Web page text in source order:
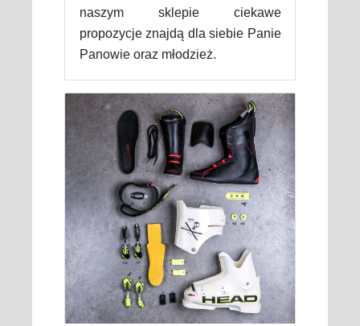
naszym sklepie ciekawe
propozycje znajdą dla siebie Panie
Panowie oraz młodzież.